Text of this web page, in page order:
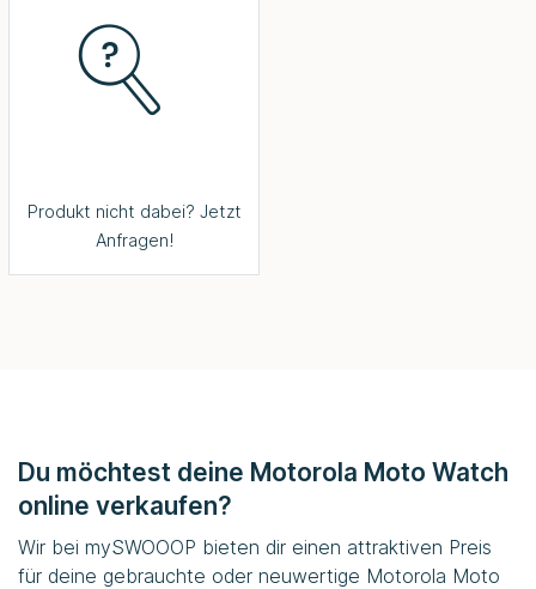
Produkt nicht dabei? Jetzt
Anfragen!
Du möchtest deine Motorola Moto Watch
online verkaufen?
Wir bei mySWOOOP bieten dir einen attraktiven Preis
für deine gebrauchte oder neuwertige Motorola Moto